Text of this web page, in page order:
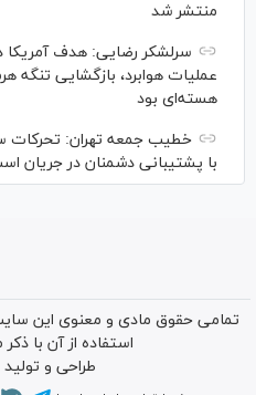
منتشر شد
سرلشکر رضایی: هدف آمریکا
عملیات هوابرد، بازگشایی تنگه
هسته‌ای بود
خطیب جمعه تهران: تحرکات
با پشتیبانی دشمنان در جریان
تمامی حقوق مادی و معنوی این
استفاده از آن با
طراحی و تولید